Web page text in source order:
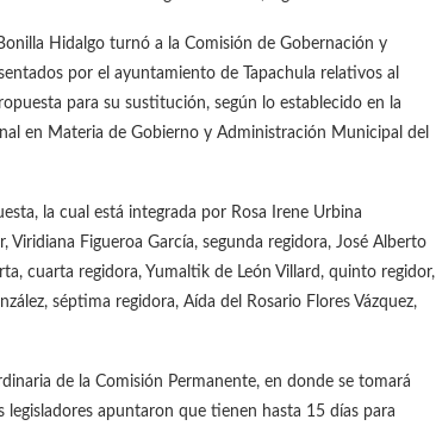
Hidalgo turnó a la Comisión de Gobernación y
por el ayuntamiento de Tapachula relativos al
para su sustitución, según lo establecido en la
en Materia de Gobierno y Administración Municipal del
la cual está integrada por Rosa Irene Urbina
Figueroa García, segunda regidora, José Alberto
cuarta regidora, Yumaltik de León Villard, quinto regidor,
séptima regidora, Aída del Rosario Flores Vázquez,
de la Comisión Permanente, en donde se tomará
legisladores apuntaron que tienen hasta 15 días para